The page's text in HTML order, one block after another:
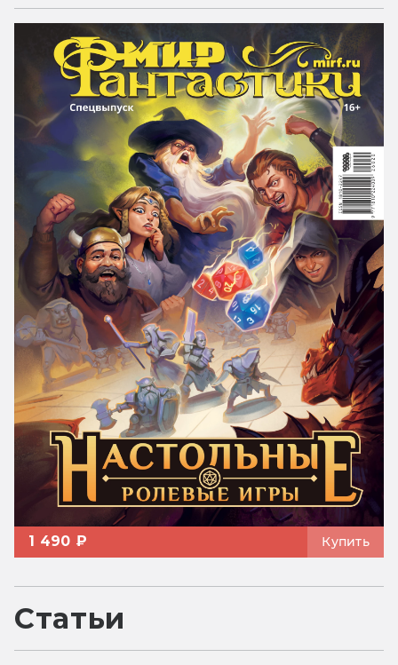
1 490 ₽ Купить
Статьи